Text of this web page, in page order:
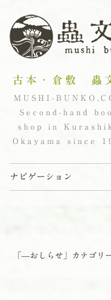
古本・倉敷 蟲
MUSHI-
Second-hand
shop in
Okayama since
ナビゲーション
—おしらせ 」カテゴリ